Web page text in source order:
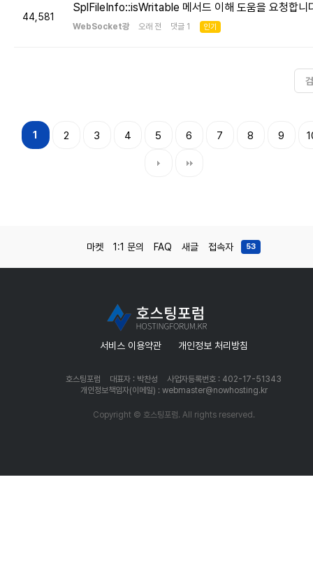
44,581
SplFileInfo::isWritable 메서드 이해 도움을 요청합니
WebSocket광 오래 전 댓글 1 인기
1 2 3 4 5 6 7 8 9
마켓 1:1 문의 FAQ 새글 접속자 53
서비스 이용약관 개인정보 처리방침
호스팅포럼 대표자 : 박찬성
사업자등록번호 : 402-17-51343
개인정보책임자(이메일) : webmaster@nowhosting.kr
Copyright © 호스팅포럼. All rights reserved.